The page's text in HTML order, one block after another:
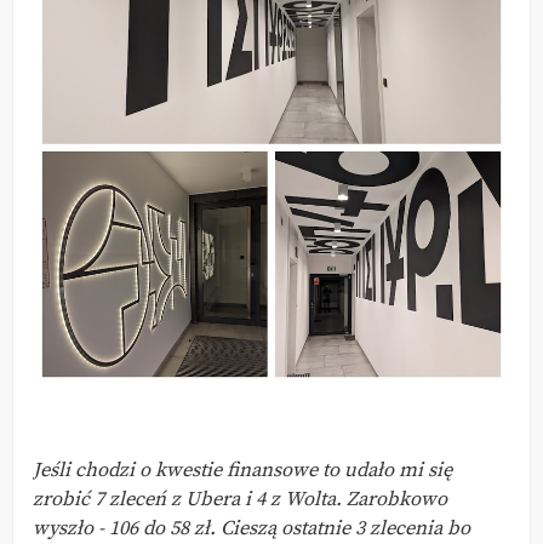
Jeśli chodzi o kwestie finansowe to udało mi się
zrobić 7 zleceń z Ubera i 4 z Wolta. Zarobkowo
wyszło - 106 do 58 zł. Cieszą ostatnie 3 zlecenia bo